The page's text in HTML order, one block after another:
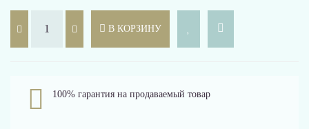
В КОРЗИНУ
100% гарантия на продаваемый товар